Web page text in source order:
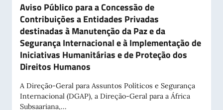
Aviso Público para a Concessão de
Contribuições a Entidades Privadas
destinadas à Manutenção da Paz e da
Segurança Internacional e à Implementação de
Iniciativas Humanitárias e de Proteção dos
Direitos Humanos
A Direção-Geral para Assuntos Políticos e Segurança
Internacional (DGAP), a Direção-Geral para a África
Subsaariana,...